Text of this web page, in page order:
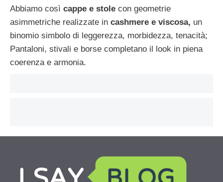
Abbiamo così cappe e stole con geometrie
asimmetriche realizzate in cashmere e viscosa, un
binomio simbolo di leggerezza, morbidezza, tenacità;
Pantaloni, stivali e borse completano il look in piena
coerenza e armonia.